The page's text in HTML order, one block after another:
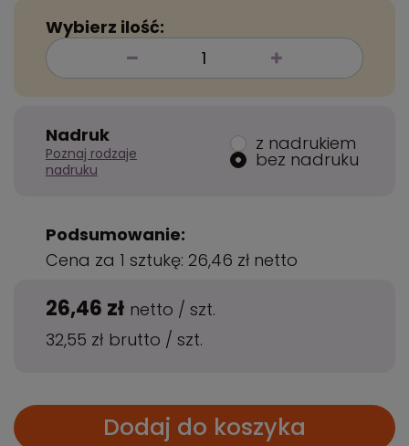
Wybierz ilość:
Nadruk
Poznaj rodzaje
nadruku
z nadrukiem
bez nadruku
Podsumowanie:
Cena za 1 sztukę: 26,46 zł netto
26,46 zł netto / szt.
32,55 zł brutto / szt.
Dodaj do koszyka